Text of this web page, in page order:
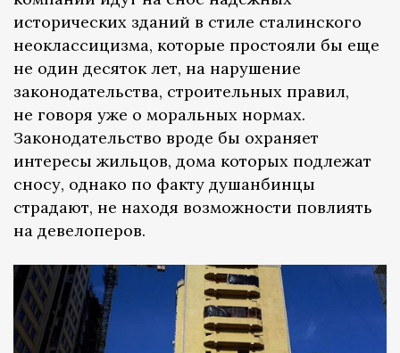
исторических зданий в стиле сталинского
неоклассицизма, которые простояли бы еще
не один десяток лет, на нарушение
законодательства, строительных правил,
не говоря уже о моральных нормах.
Законодательство вроде бы охраняет
интересы жильцов, дома которых подлежат
сносу, однако по факту душанбинцы
страдают, не находя возможности повлиять
на девелоперов.